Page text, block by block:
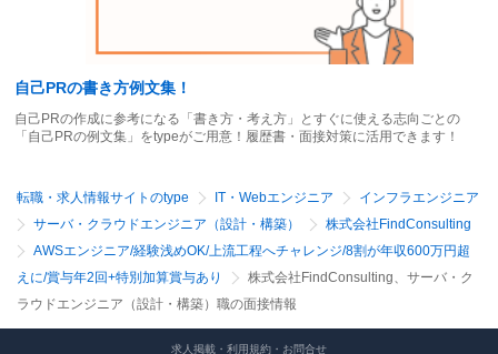
自己PRの書き方例文集！
自己PRの作成に参考になる「書き方・考え方」とすぐに使える志向ごとの
「自己PRの例文集」をtypeがご用意！履歴書・面接対策に活用できます！
転職・求人情報サイトのtype IT・Webエンジニア
インフラエンジニア
サーバ・クラウドエンジニア（設計・構築）
株式会社FindConsulting
AWSエンジニア/経験浅めOK/上流工程へチャレンジ/8割が年収600万円超
えに/賞与年2回+特別加算賞与あり
株式会社FindConsulting、サーバ・ク
ラウドエンジニア（設計・構築）職の面接情報
求人掲載・利用規約・お問合せ